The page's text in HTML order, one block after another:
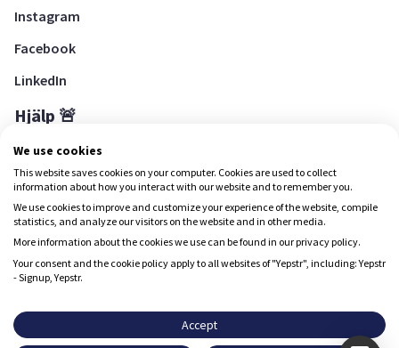
Instagram
Facebook
LinkedIn
Hjälp 🚨
Hjälpcenter
Ladda ned Yepstr
Ladda ned Yepstr
upplevelse.
We use cookies
This website saves cookies on your computer. Cookies are used to collect
information about how you interact with our website and to remember you.
We use cookies to improve and customize your experience of the website, compile
statistics, and analyze our visitors on the website and in other media.
More information about the cookies we use can be found in our privacy policy.
Your consent and the cookie policy apply to all websites of "Yepstr", including: Yepstr
- Signup, Yepstr.
Accept